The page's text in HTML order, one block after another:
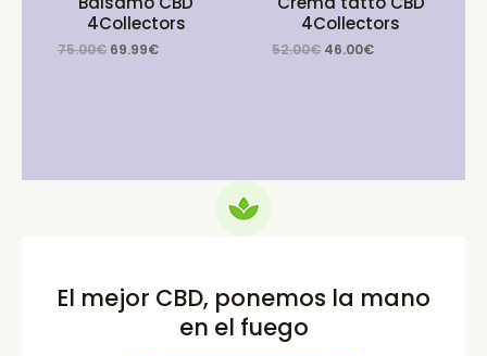
4Collectors
75.00€ Original
69.99€Current
4Collectors
52.00€ Original
46.00€Current
El mejor CBD, ponemos la mano
en el fuego